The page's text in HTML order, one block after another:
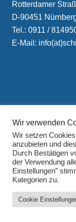
Rotterdamer
D-90451
Tel.: 0911 /
E-Mail:
Wir verwenden
Wir setzen
anzubieten und
Durch Bestätigen
der Verwendung
Einstellungen”
Kategorien zu.
Cookie